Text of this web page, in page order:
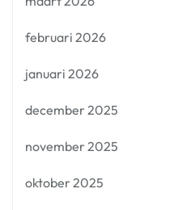
februari 2026
januari 2026
december 2025
november 2025
oktober 2025